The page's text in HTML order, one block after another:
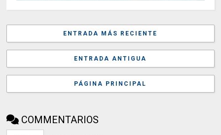
ENTRADA MÁS RECIENTE
ENTRADA ANTIGUA
PÁGINA PRINCIPAL
COMMENTARIOS